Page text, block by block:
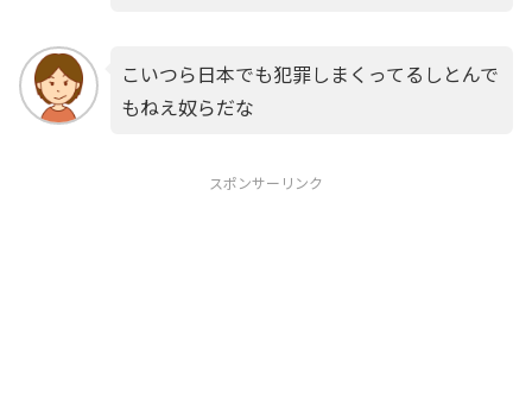
こいつら日本でも犯罪しまくってるしとんで
もねえ奴らだな
スポンサーリンク